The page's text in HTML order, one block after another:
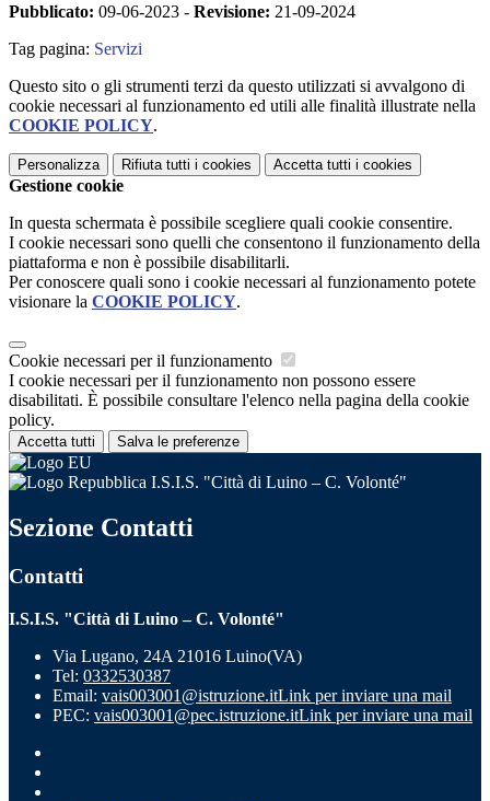
Pubblicato: 09-06-2023 - Revisione: 21-09-2024
Tag pagina: Servizi
Questo sito o gli strumenti terzi da questo utilizzati si avvalgono di
cookie necessari al funzionamento ed utili alle finalità illustrate nella
COOKIE POLICY.
Personalizza Rifiuta tutti i cookies Accetta tutti i cookies
Gestione cookie
In questa schermata è possibile scegliere quali cookie consentire.
I cookie necessari sono quelli che consentono il funzionamento della
piattaforma e non è possibile disabilitarli.
Per conoscere quali sono i cookie necessari al funzionamento potete
visionare la COOKIE POLICY.
Cookie necessari per il funzionamento
I cookie necessari per il funzionamento non possono essere
disabilitati. È possibile consultare l'elenco nella pagina della cookie
policy.
Accetta tutti Salva le preferenze
I.S.I.S. "Città di Luino – C. Volonté"
Sezione Contatti
Contatti
I.S.I.S. "Città di Luino – C. Volonté"
Via Lugano, 24A 21016 Luino(VA)
Tel: 0332530387
Email: vais003001@istruzione.itLink per inviare una mail
PEC: vais003001@pec.istruzione.itLink per inviare una mail